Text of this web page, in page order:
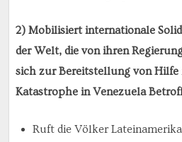
2) Mobilisiert internationale
der Welt, die von ihren
sich zur Bereitstellung von Hilfe
Katastrophe in Venezuela
Ruft die Völker